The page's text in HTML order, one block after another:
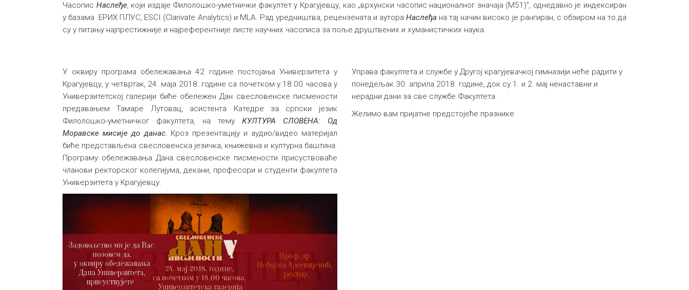
Часопис Наслеђе, који издаје Филолошко-уметнички факултет у Крагујевцу, као „врхунски часопис националног значаја (M51)”, однедавно је индексиран
у базама ЕРИХ ПЛУС, ESCI (Clarivate Analytics) и MLA. Рад уредништва, рецензената и аутораНаслеђа на тај начин високо је рангиран, с обзиром на то да
су у питању најпрестижније и најреферентније листе научних часописа за поље друштвених и хуманистичких наука.
У оквиру програма обележавања 42 године постојања Универзитета у
Крагујевцу, у четвртак, 24. маја 2018. године са почетком у 18.00 часова у
Универзитетској галерији биће обележен Дан свесловенске писмености
предавањем Тамаре Лутовац, асистента Катедре за српски језик
Филолошко-уметничког факултета, на тему КУЛТУРА СЛОВЕНА: Од
Моравске мисије до данас. Кроз презентацију и аудио/видео материјал
биће представљена свесловенска језичка, књижевна и културна баштина.
Програму обележавања Дана свесловенске писмености присуствоваће
чланови ректорског колегијума, декани, професори и студенти факултета
Универзитета у Крагујевцу.
Управа факултета и службе у Другој крагујевачкој гимназији неће радити у
понедељак 30. априла 2018. године, док су 1. и 2. мај ненаставни и
нерадни дани за све службе Факултета.
Желимо вам пријатне предстојеће празнике.